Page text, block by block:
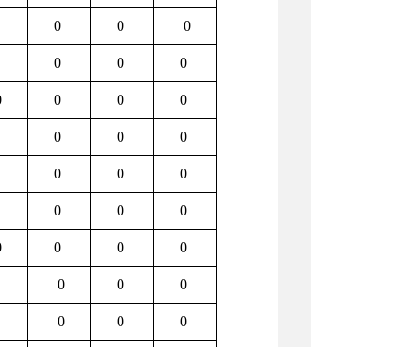
0 0 0
0 0 0
0 0 0
0 0 0
0 0 0
0 0 0
0 0 0
0 0 0
0 0 0